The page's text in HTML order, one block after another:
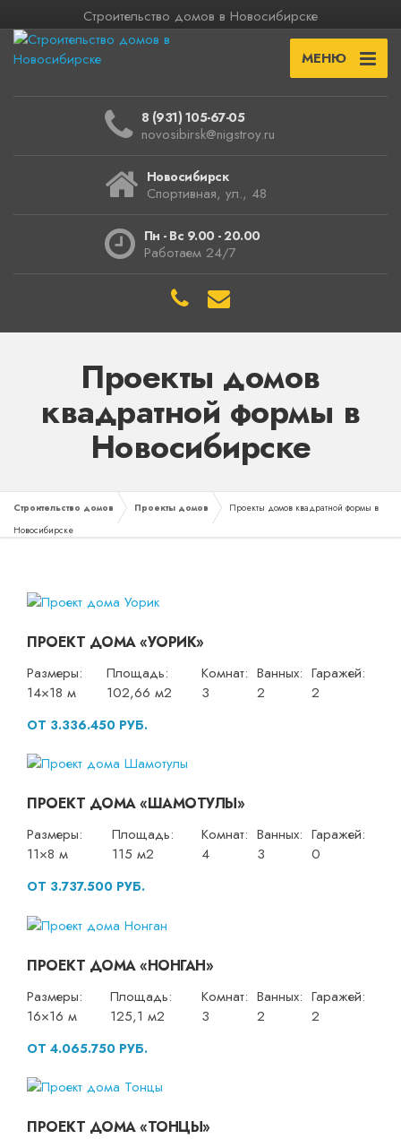
Строительство домов в Новосибирске
МЕНЮ
8 (931) 105-67-05
novosibirsk@nigstroy.ru
Новосибирск
Спортивная, ул., 48
Пн - Вс 9.00 - 20.00
Работаем 24/7
Проекты домов
квадратной формы в
Новосибирске
Строительство домов Проекты домов
Проекты домов квадратной формы в
Новосибирске
ПРОЕКТ ДОМА «УОРИК»
Размеры:
14×18 м
Площадь:
102,66 м2
Комнат:
3
Ванных:
2
Гаражей:
2
ОТ 3.336.450 РУБ.
ПРОЕКТ ДОМА «ШАМОТУЛЫ»
Размеры:
11×8 м
Площадь:
115 м2
Комнат:
4
Ванных:
3
Гаражей:
0
ОТ 3.737.500 РУБ.
ПРОЕКТ ДОМА «НОНГАН»
Размеры:
16×16 м
Площадь:
125,1 м2
Комнат:
3
Ванных:
2
Гаражей:
2
ОТ 4.065.750 РУБ.
ПРОЕКТ ДОМА «ТОНЦЫ»